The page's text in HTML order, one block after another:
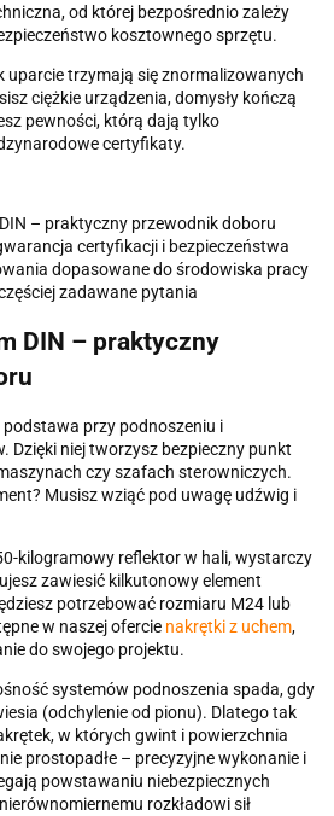
od której bezpośrednio zależy
kosztownego sprzętu.
uparcie trzymają się znormalizowanych
ciężkie urządzenia, domysły kończą
pewności, którą dają tylko
certyfikaty.
– praktyczny przewodnik doboru
certyfikacji i bezpieczeństwa
dopasowane do środowiska pracy
zadawane pytania
DIN – praktyczny
podstawa przy podnoszeniu i
Dzięki niej tworzysz bezpieczny punkt
czy szafach sterowniczych.
Musisz wziąć pod uwagę udźwig i
kilogramowy reflektor w hali, wystarczy
zawiesić kilkutonowy element
potrzebować rozmiaru M24 lub
w naszej ofercie nakrętki z uchem,
do swojego projektu.
systemów podnoszenia spada, gdy
(odchylenie od pionu). Dlatego tak
w których gwint i powierzchnia
prostopadłe – precyzyjne wykonanie i
powstawaniu niebezpiecznych
rozkładowi sił